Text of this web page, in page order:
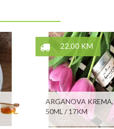
22,00 KM
ARGANOVA KREMA,
50ML / 17KM